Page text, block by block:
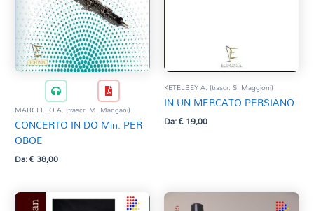
MARCELLO A. (trascr. M. Mangani)
CONCERTO IN DO Min. PER
OBOE
Da:€38,00
KETELBEY A. (trascr. S. Maggioni)
IN UN MERCATO PERSIANO
Da:€19,00